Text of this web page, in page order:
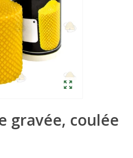
gravée, coulée